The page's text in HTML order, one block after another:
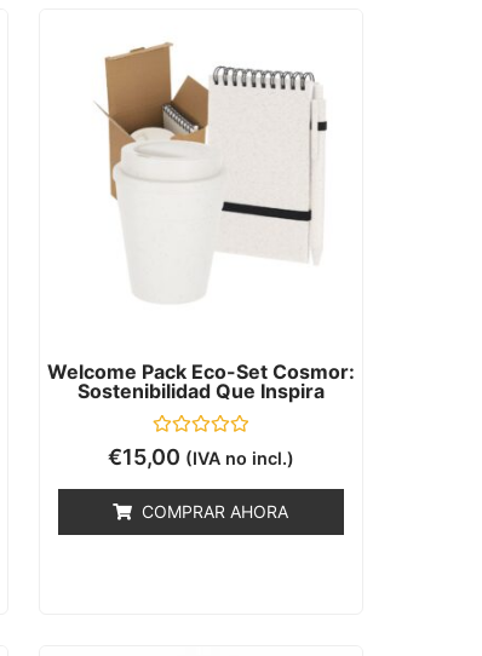
Welcome Pack Eco-Set Cosmor:
Sostenibilidad Que Inspira
Valorado
con
5
€15,00 (IVA no incl.)
COMPRAR AHORA